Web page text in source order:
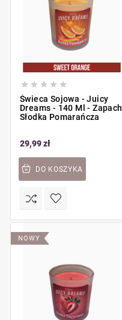
    
Świeca Sojowa - Juicy
Dreams - 140 Ml - Zapach
Słodka Pomarańcza
29,99 zł
DO KOSZYKA
NOWY